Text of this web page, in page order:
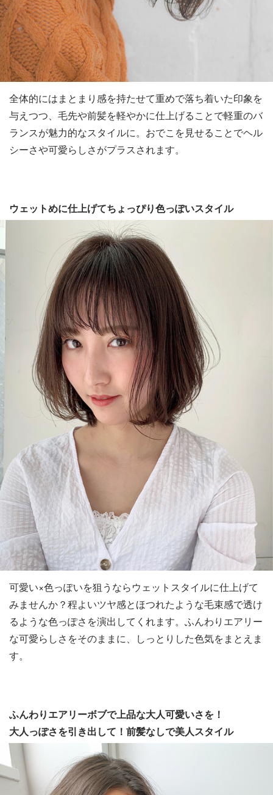
全体的にはまとまり感を持たせて重めで落ち着いた印象を
与えつつ、毛先や前髪を軽やかに仕上げることで軽重のバ
ランスが魅力的なスタイルに。おでこを見せることでヘル
シーさや可愛らしさがプラスされます。
ウェットめに仕上げてちょっぴり色っぽいスタイル
可愛い×色っぽいを狙うならウェットスタイルに仕上げて
みませんか？程よいツヤ感とほつれたような毛束感で透け
るような色っぽさを演出してくれます。ふんわりエアリー
な可愛らしさをそのままに、しっとりした色気をまとえま
す。
ふんわりエアリーボブで上品な大人可愛いさを！
大人っぽさを引き出して！前髪なしで美人スタイル